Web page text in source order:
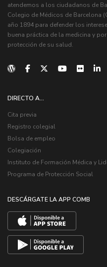
atendemos a los ciudadanos de
Colegio de Médicos de Barcelona
año 1894 para defender los
buena práctica de la medicina y
protección de su salud.
DIRECTO A...
Cita previa
Registro colegial
Bolsa de empleo
Colegiación
Instituto de Formación Médica y
Programa de Protección Social
DESCÁRGATE LA APP COMB